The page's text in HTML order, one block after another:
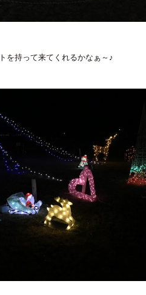
を持って来てくれるかなぁ～♪